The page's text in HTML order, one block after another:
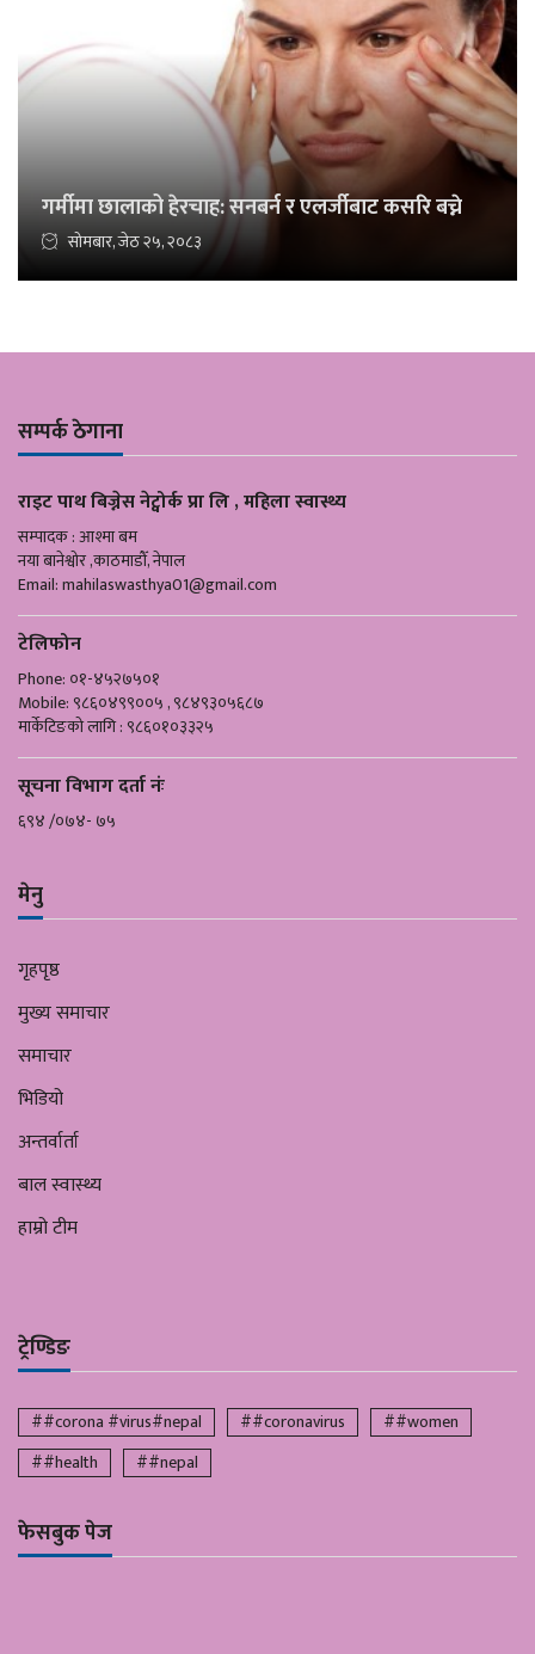
गर्मीमा छालाको हेरचाह: सनबर्न र एलर्जीबाट कसरि बच्ने
सोमबार, जेठ २५, २०८३
सम्पर्क ठेगाना
राइट पाथ बिज्नेस नेट्वोर्क प्रा लि , महिला स्वास्थ्य
सम्पादक : आश्मा बम
नया बानेश्वोर ,काठमाडौँ, नेपाल
Email:mahilaswasthya01@gmail.com
टेलिफोन
Phone: ०१-४५२७५०१
Mobile: ९८६०४९९००५ , ९८४९३०५६८७
मार्केटिङको लागि : ९८६०१०३३२५
सूचना विभाग दर्ता नंः
६९४ /०७४- ७५
मेनु
गृहपृष्ठ
मुख्य समाचार
समाचार
भिडियो
अन्तर्वार्ता
बाल स्वास्थ्य
हाम्रो टीम
ट्रेण्डिङ
##corona #virus#nepal ##coronavirus
##women
##health
##nepal
फेसबुक पेज